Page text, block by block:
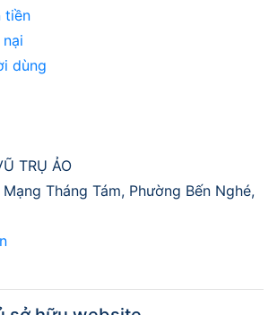
tiền
dùng
TRỤ ẢO
Mạng Tháng Tám, Phường Bến Nghé,